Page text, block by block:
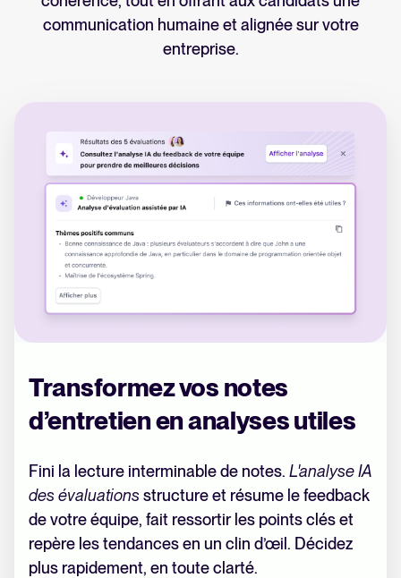
communication humaine et alignée sur votre
entreprise.
Transformez vos notes
d’entretien en analyses utiles
Fini la lecture interminable de notes. L'analyse IA
des évaluations structure et résume le feedback
de votre équipe, fait ressortir les points clés et
repère les tendances en un clin d’œil. Décidez
plus rapidement, en toute clarté.